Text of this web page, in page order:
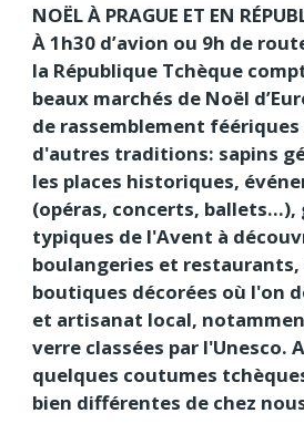
NOËL À PRAGUE ET EN
À 1h30 d’avion ou 9h de
la République Tchèque
beaux marchés de Noël
de rassemblement
d'autres traditions: sapins
les places historiques,
(opéras, concerts,
typiques de l'Avent à
boulangeries et restaurants,
boutiques décorées où l'on
et artisanat local,
verre classées par l'Unesco.
quelques coutumes
bien différentes de chez